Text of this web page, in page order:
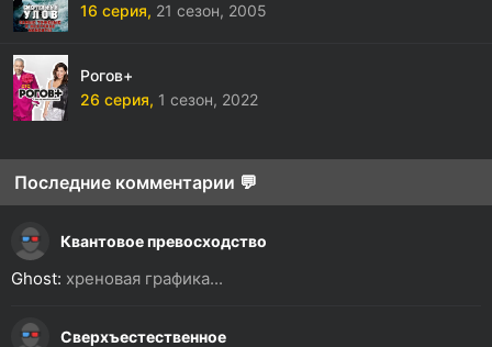
16 серия, 21 сезон, 2005
Рогов+
26 серия, 1 сезон, 2022
Последние комментарии 💬
Квантовое превосходство
Ghost: хреновая графика...
Сверхъестественное